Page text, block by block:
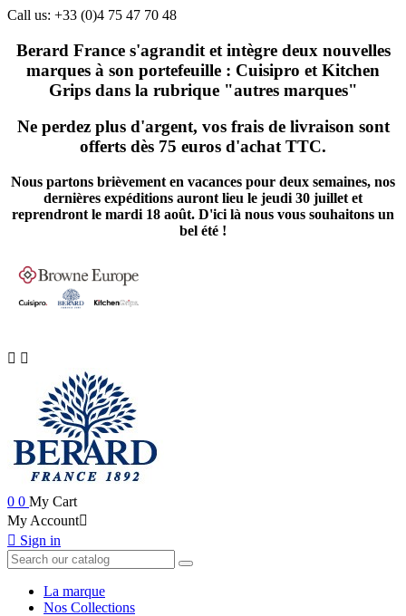
Call us: +33 (0)4 75 47 70 48
Berard France s'agrandit et intègre deux nouvelles
marques à son portefeuille : Cuisipro et Kitchen
Grips dans la rubrique "autres marques"
Ne perdez plus d'argent, vos frais de livraison sont
offerts dès 75 euros d'achat TTC.
Nous partons brièvement en vacances pour deux semaines, nos
dernières expéditions auront lieu le jeudi 30 juillet et
reprendront le mardi 18 août. D'ici là nous vous souhaitons un
bel été !
 
0 0 My Cart
My Account
 Sign in
La marque
Nos Collections